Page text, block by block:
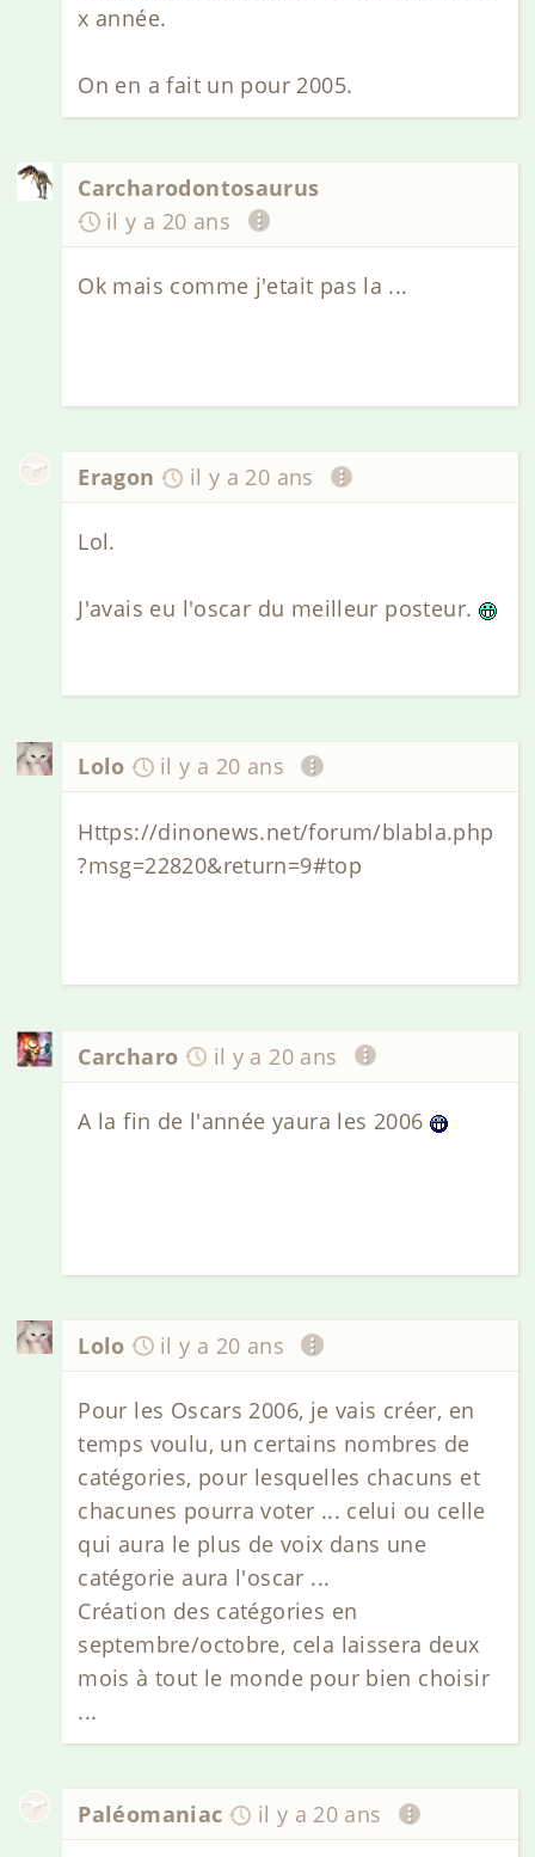
x année.
On en a fait un pour 2005.
Carcharodontosaurus
il y a 20 ans
Ok mais comme j'etait pas la ...
Eragon il y a 20 ans
Lol.
J'avais eu l'oscar du meilleur posteur.
Lolo il y a 20 ans
Https://dinonews.net/forum/blabla.php
?msg=22820&return=9#top
Carcharo il y a 20 ans
A la fin de l'année yaura les 2006
Lolo il y a 20 ans
Pour les Oscars 2006, je vais créer, en
temps voulu, un certains nombres de
catégories, pour lesquelles chacuns et
chacunes pourra voter ... celui ou celle
qui aura le plus de voix dans une
catégorie aura l'oscar ...
Création des catégories en
septembre/octobre, cela laissera deux
mois à tout le monde pour bien choisir
...
Paléomaniac il y a 20 ans